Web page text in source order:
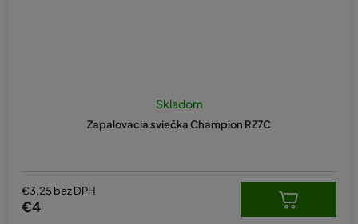
Zapalovacia sviečka Champion RZ7C
Skladom
€3,25 bez DPH
€4